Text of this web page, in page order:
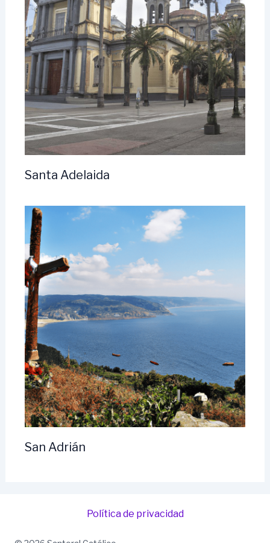
Santa Adelaida
San Adrián
Política de privacidad